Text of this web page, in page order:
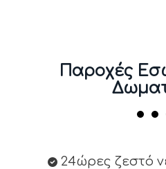
Παροχές
24ώρες ζεστό